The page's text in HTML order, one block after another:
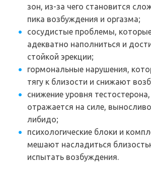
зон, из-за чего становится
пика возбуждения и оргазма;
сосудистые проблемы,
адекватно наполниться и
стойкой эрекции;
гормональные нарушения,
тягу к близости и снижают
снижение уровня
отражается на силе,
либидо;
психологические блоки и
мешают насладиться
испытать возбуждения.